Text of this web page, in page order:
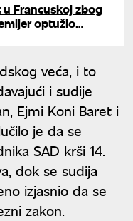
Francuskoj zbog
optužio
veća, i to
i sudije
Ejmi Koni Baret i
je da se
SAD krši 14.
dok se sudija
izjasnio da se
zakon.